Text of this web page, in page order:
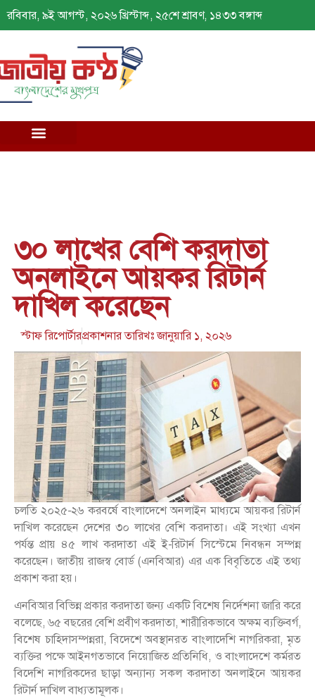
রবিবার, ৯ই আগস্ট, ২০২৬ খ্রিস্টাব্দ, ২৫শে শ্রাবণ, ১৪৩৩ বঙ্গাব্দ
৩০ লাখের বেশি করদাতা
অনলাইনে আয়কর রিটার্ন
দাখিল করেছেন
স্টাফ রিপোর্টারপ্রকাশনার তারিখঃজানুয়ারি ১, ২০২৬
চলতি ২০২৫-২৬ করবর্ষে বাংলাদেশে অনলাইন মাধ্যমে আয়কর রিটার্ন
দাখিল করেছেন দেশের ৩০ লাখের বেশি করদাতা। এই সংখ্যা এখন
পর্যন্ত প্রায় ৪৫ লাখ করদাতা এই ই-রিটার্ন সিস্টেমে নিবন্ধন সম্পন্ন
করেছেন। জাতীয় রাজস্ব বোর্ড (এনবিআর) এর এক বিবৃতিতে এই তথ্য
প্রকাশ করা হয়।
এনবিআর বিভিন্ন প্রকার করদাতা জন্য একটি বিশেষ নির্দেশনা জারি করে
বলেছে, ৬৫ বছরের বেশি প্রবীণ করদাতা, শারীরিকভাবে অক্ষম ব্যক্তিবর্গ,
বিশেষ চাহিদাসম্পন্নরা, বিদেশে অবস্থানরত বাংলাদেশি নাগরিকরা, মৃত
ব্যক্তির পক্ষে আইনগতভাবে নিয়োজিত প্রতিনিধি, ও বাংলাদেশে কর্মরত
বিদেশি নাগরিকদের ছাড়া অন্যান্য সকল করদাতা অনলাইনে আয়কর
রিটার্ন দাখিল বাধ্যতামূলক।